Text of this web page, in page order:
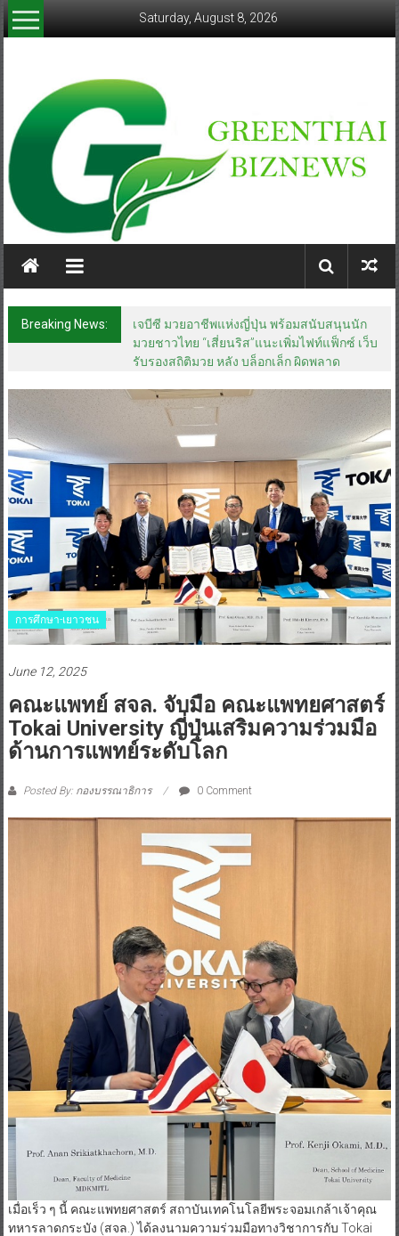
Skip
to
Saturday, August 8, 2026
greenthaibiznews.com
Breaking News:
ททท. เดินหน้ารุกตลาด Corporate Travel ดึง
เอเย่นต์กว่า 52 บริษัท ทดสอบเส้นทางท่องเที่ยว
Corporate ยกระดับภาคตะวันออกสู่จุดหมาย
การศึกษา-เยาวชน
คณะแพทย์ สจล. จับมือ คณะแพทยศาสตร์
Tokai University ญี่ปุ่นเสริมความร่วมมือ
เมื่อเร็ว ๆ นี้ คณะแพทยศาสตร์ สถาบันเทคโนโลยีพระจอมเกล้าเจ้าคุณ